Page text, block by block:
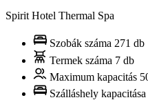
Spirit Hotel Thermal Spa
Szobák száma 271 db
Termek száma 7 db
Maximum kapacitás
Szálláshely kapacitása